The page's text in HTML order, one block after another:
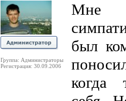
Группа: Администраторы
Регистрация: 30.09.2006
Мне
был
когда